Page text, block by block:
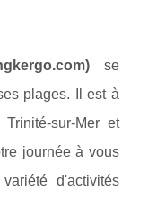
se
plages. Il est à
sur-Mer et
journée à vous
d'activités